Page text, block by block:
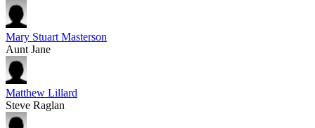
Mary Stuart Masterson
Aunt Jane
Matthew Lillard
Steve Raglan